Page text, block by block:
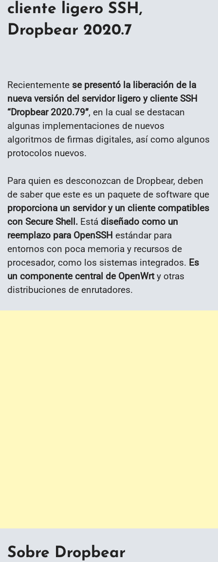
cliente ligero SSH,
Dropbear 2020.7
Recientemente se presentó la liberación de la
nueva versión del servidor ligero y cliente SSH
“Dropbear 2020.79”, en la cual se destacan
algunas implementaciones de nuevos
algoritmos de firmas digitales, así como algunos
protocolos nuevos.
Para quien es desconozcan de Dropbear, deben
de saber que este es un paquete de software que
proporciona un servidor y un cliente compatibles
con Secure Shell. Está diseñado como un
reemplazo para OpenSSH estándar para
entornos con poca memoria y recursos de
procesador, como los sistemas integrados. Es
un componente central de OpenWrty otras
distribuciones de enrutadores.
Sobre Dropbear